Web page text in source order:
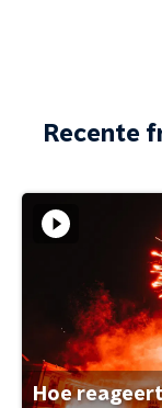
Recente
Hoe